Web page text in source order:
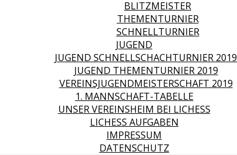
BLITZMEISTER
THEMENTURNIER
SCHNELLTURNIER
JUGEND
JUGEND SCHNELLSCHACHTURNIER 2019
JUGEND THEMENTURNIER 2019
VEREINSJUGENDMEISTERSCHAFT 2019
1. MANNSCHAFT-TABELLE
UNSER VEREINSHEIM BEI LICHESS
LICHESS AUFGABEN
IMPRESSUM
DATENSCHUTZ